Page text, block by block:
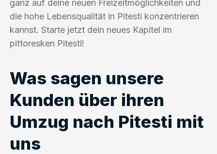
ganz auf deine neuen Freizeitmöglichkeiten und
die hohe Lebensqualität in Pitesti konzentrieren
kannst. Starte jetzt dein neues Kapitel im
pittoresken Pitesti!
Was sagen unsere
Kunden über ihren
Umzug nach Pitesti mit
uns